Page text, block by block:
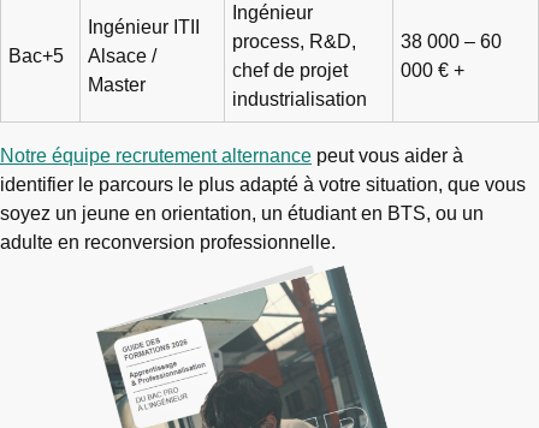
Bac+5
Ingénieur ITII
Alsace /
Master
Ingénieur
process, R&D,
chef de projet
industrialisation
38 000 – 60
000 € +
Notre équipe recrutement alternance peut vous aider à
identifier le parcours le plus adapté à votre situation, que vous
soyez un jeune en orientation, un étudiant en BTS, ou un
adulte en reconversion professionnelle.